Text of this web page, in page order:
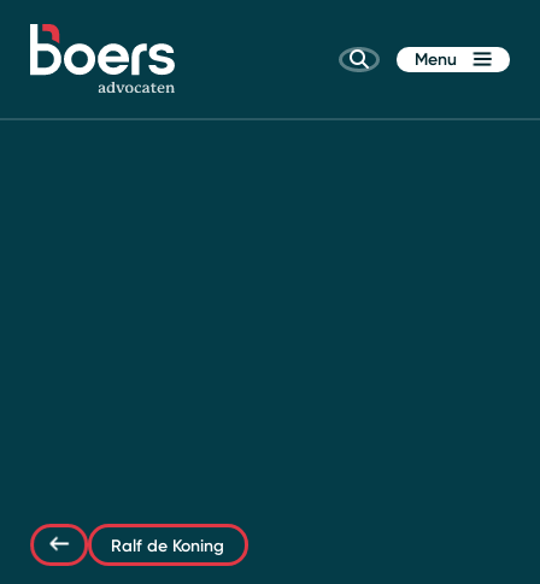
Contact
Menu
Ralf de Koning